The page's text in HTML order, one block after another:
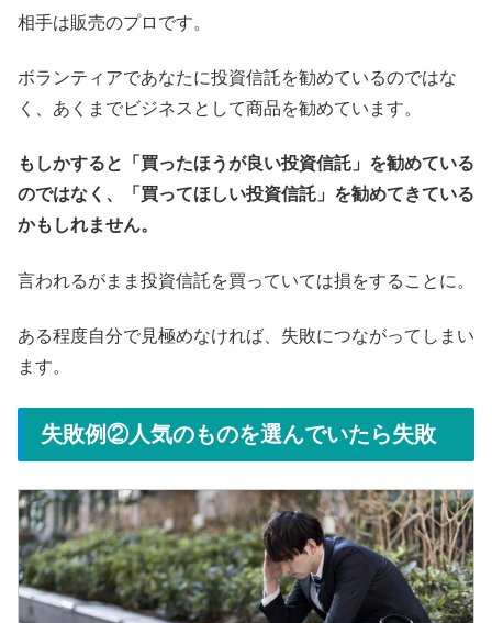
相手は販売のプロです。
ボランティアであなたに投資信託を勧めているのではな
く、あくまでビジネスとして商品を勧めています。
もしかすると「買ったほうが良い投資信託」を勧めている
のではなく、「買ってほしい投資信託」を勧めてきている
かもしれません。
言われるがまま投資信託を買っていては損をすることに。
ある程度自分で見極めなければ、失敗につながってしまい
ます。
失敗例②人気のものを選んでいたら失敗